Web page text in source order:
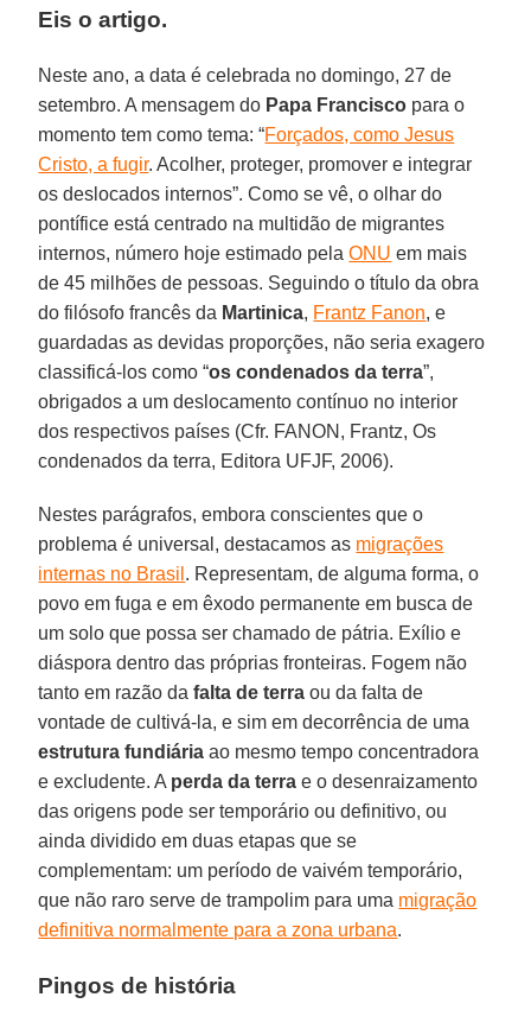
Eis o artigo.
Neste ano, a data é celebrada no domingo, 27 de
setembro. A mensagem do Papa Francisco para o
momento tem como tema: “Forçados, como Jesus
Cristo, a fugir. Acolher, proteger, promover e integrar
os deslocados internos”. Como se vê, o olhar do
pontífice está centrado na multidão de migrantes
internos, número hoje estimado pelaONU em mais
de 45 milhões de pessoas. Seguindo o título da obra
do filósofo francês da Martinica, Frantz Fanon, e
guardadas as devidas proporções, não seria exagero
classificá-los como “os condenados da terra”,
obrigados a um deslocamento contínuo no interior
dos respectivos países (Cfr. FANON, Frantz, Os
condenados da terra, Editora UFJF, 2006).
Nestes parágrafos, embora conscientes que o
problema é universal, destacamos as migrações
internas no Brasil . Representam, de alguma forma, o
povo em fuga e em êxodo permanente em busca de
um solo que possa ser chamado de pátria. Exílio e
diáspora dentro das próprias fronteiras. Fogem não
tanto em razão dafalta de terra ou da falta de
vontade de cultivá-la, e sim em decorrência de uma
estrutura fundiária ao mesmo tempo concentradora
e excludente. A perda da terra e o desenraizamento
das origens pode ser temporário ou definitivo, ou
ainda dividido em duas etapas que se
complementam: um período de vaivém temporário,
que não raro serve de trampolim para uma migração
definitiva normalmente para a zona urbana.
Pingos de história